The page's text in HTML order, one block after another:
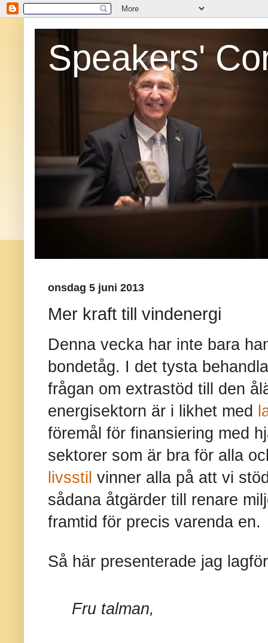
Speakers'
onsdag 5 juni 2013
Mer kraft till vindenergi
Denna vecka har inte bara
bondetåg. I det tysta
frågan om extrastöd till den
energisektorn är i likhet med
föremål för finansiering med
sektorer som är bra för alla
livsstil vinner alla på att vi
sådana åtgärder till renare
framtid för precis varenda en.
Så här presenterade jag
Fru talman,